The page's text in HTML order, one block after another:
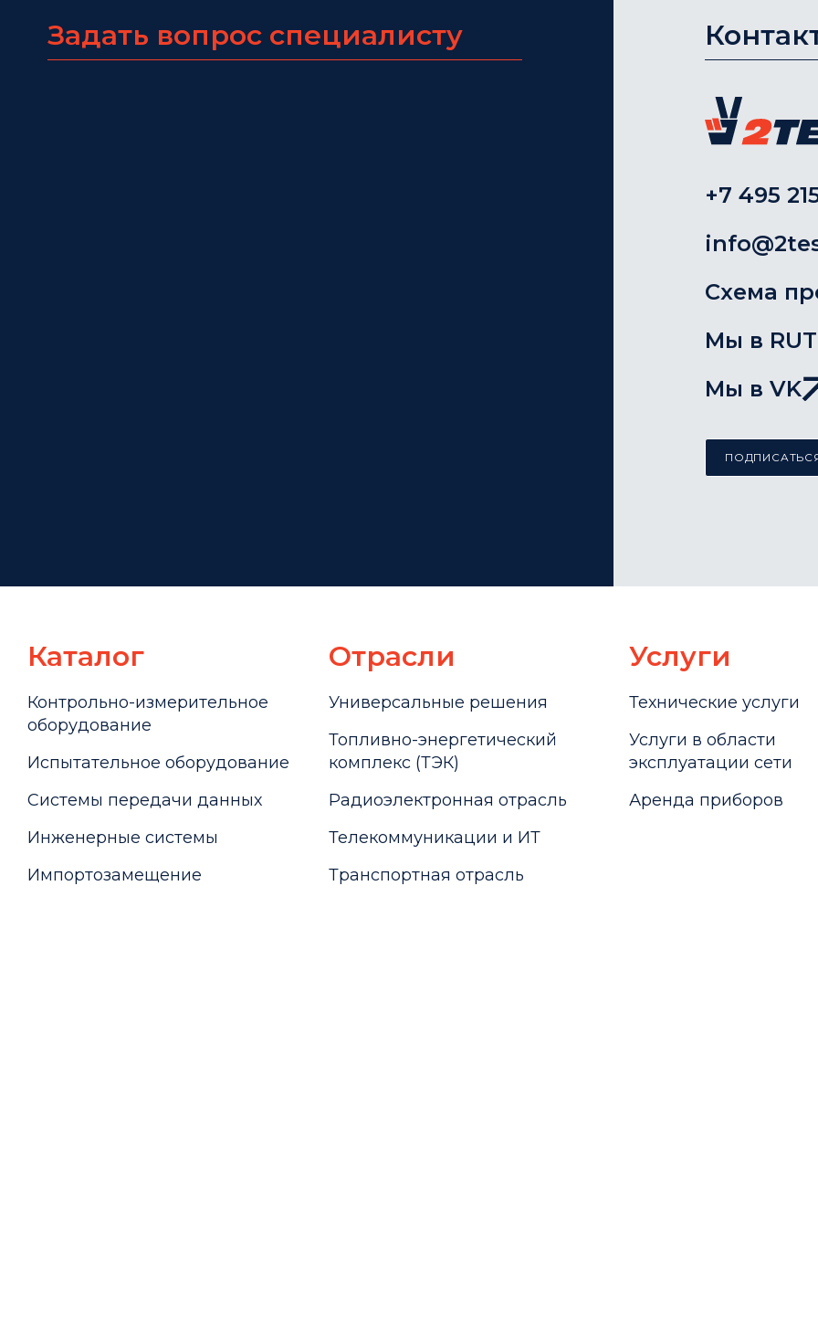
Задать вопрос специалисту
+7 495
Схема
Мы в
Мы в VK
Каталог
Контрольно-измерительное
оборудование
Испытательное оборудование
Системы передачи данных
Инженерные системы
Импортозамещение
Отрасли
Универсальные решения
Топливно-энергетический
комплекс (ТЭК)
Радиоэлектронная отрасль
Телекоммуникации и ИТ
Транспортная отрасль
Услуги
Технические услуги
Услуги в области
эксплуатации сети
Аренда приборов